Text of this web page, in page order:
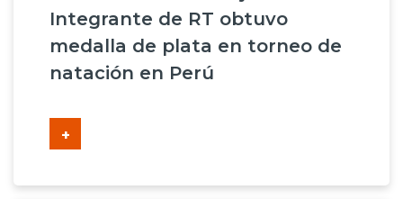
Integrante de RT obtuvo
medalla de plata en torneo de
natación en Perú
+